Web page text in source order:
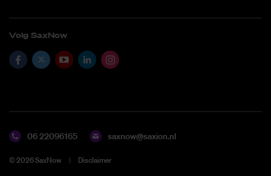
Volg SaxNow
06 22096165 saxnow@saxion.nl
©2026SaxNow Disclaimer